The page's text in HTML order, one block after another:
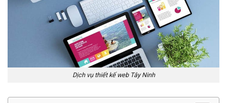
Dịch vụ thiết kế web Tây Ninh